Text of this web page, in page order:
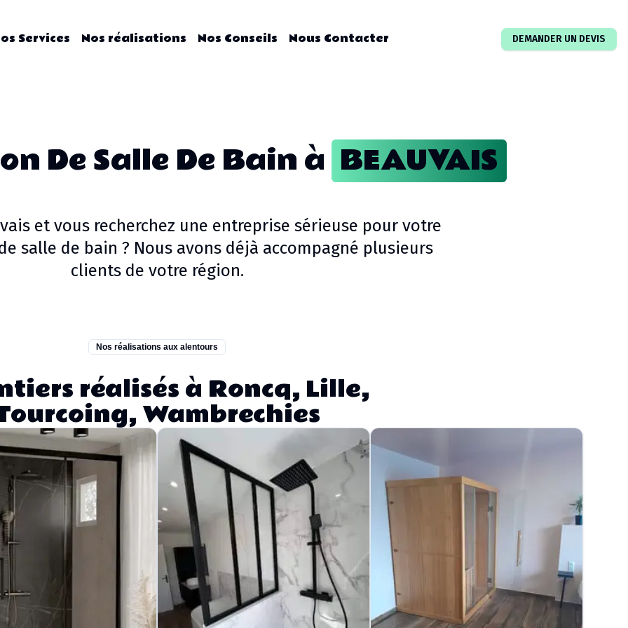
Services Nos réalisations Nos Conseils Nous Contacter DEMANDER UN DEVIS
De Salle De Bainà BEAUVAIS
et vous recherchez une entreprise sérieuse pour votre
salle de bain ? Nous avons déjà accompagné plusieurs
clients de votre région.
Nos réalisations aux alentours
réalisés à Roncq, Lille,
Wambrechies